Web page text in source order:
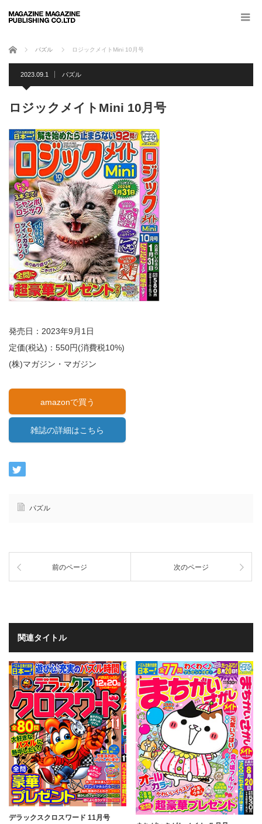
ホーム パズル ロジックメイトMini 10月号
2023.09.1 パズル
ロジックメイトMini 10月号
発売日：2023年9月1日
定価(税込)：550円(消費税10%)
(株)マガジン・マガジン
amazonで買う
雑誌の詳細はこちら
パズル
前のページ 次のページ
関連タイトル
デラックスクロスワード 11月号